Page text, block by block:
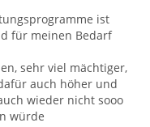
ist
für meinen Bedarf
sehr viel mächtiger,
auch höher und
wieder nicht sooo
würde